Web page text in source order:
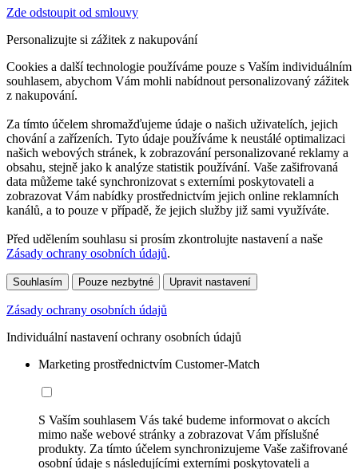
Zde odstoupit od smlouvy
Personalizujte si zážitek z nakupování
Cookies a další technologie používáme pouze s Vaším individuálním
souhlasem, abychom Vám mohli nabídnout personalizovaný zážitek
z nakupování.
Za tímto účelem shromažďujeme údaje o našich uživatelích, jejich
chování a zařízeních. Tyto údaje používáme k neustálé optimalizaci
našich webových stránek, k zobrazování personalizované reklamy a
obsahu, stejně jako k analýze statistik používání. Vaše zašifrovaná
data můžeme také synchronizovat s externími poskytovateli a
zobrazovat Vám nabídky prostřednictvím jejich online reklamních
kanálů, a to pouze v případě, že jejich služby již sami využíváte.
Před udělením souhlasu si prosím zkontrolujte nastavení a naše
Zásady ochrany osobních údajů.
Souhlasím Pouze nezbytné Upravit nastavení
Zásady ochrany osobních údajů
Individuální nastavení ochrany osobních údajů
Marketing prostřednictvím Customer-Match
S Vaším souhlasem Vás také budeme informovat o akcích
mimo naše webové stránky a zobrazovat Vám příslušné
produkty. Za tímto účelem synchronizujeme Vaše zašifrované
osobní údaje s následujícími externími poskytovateli a